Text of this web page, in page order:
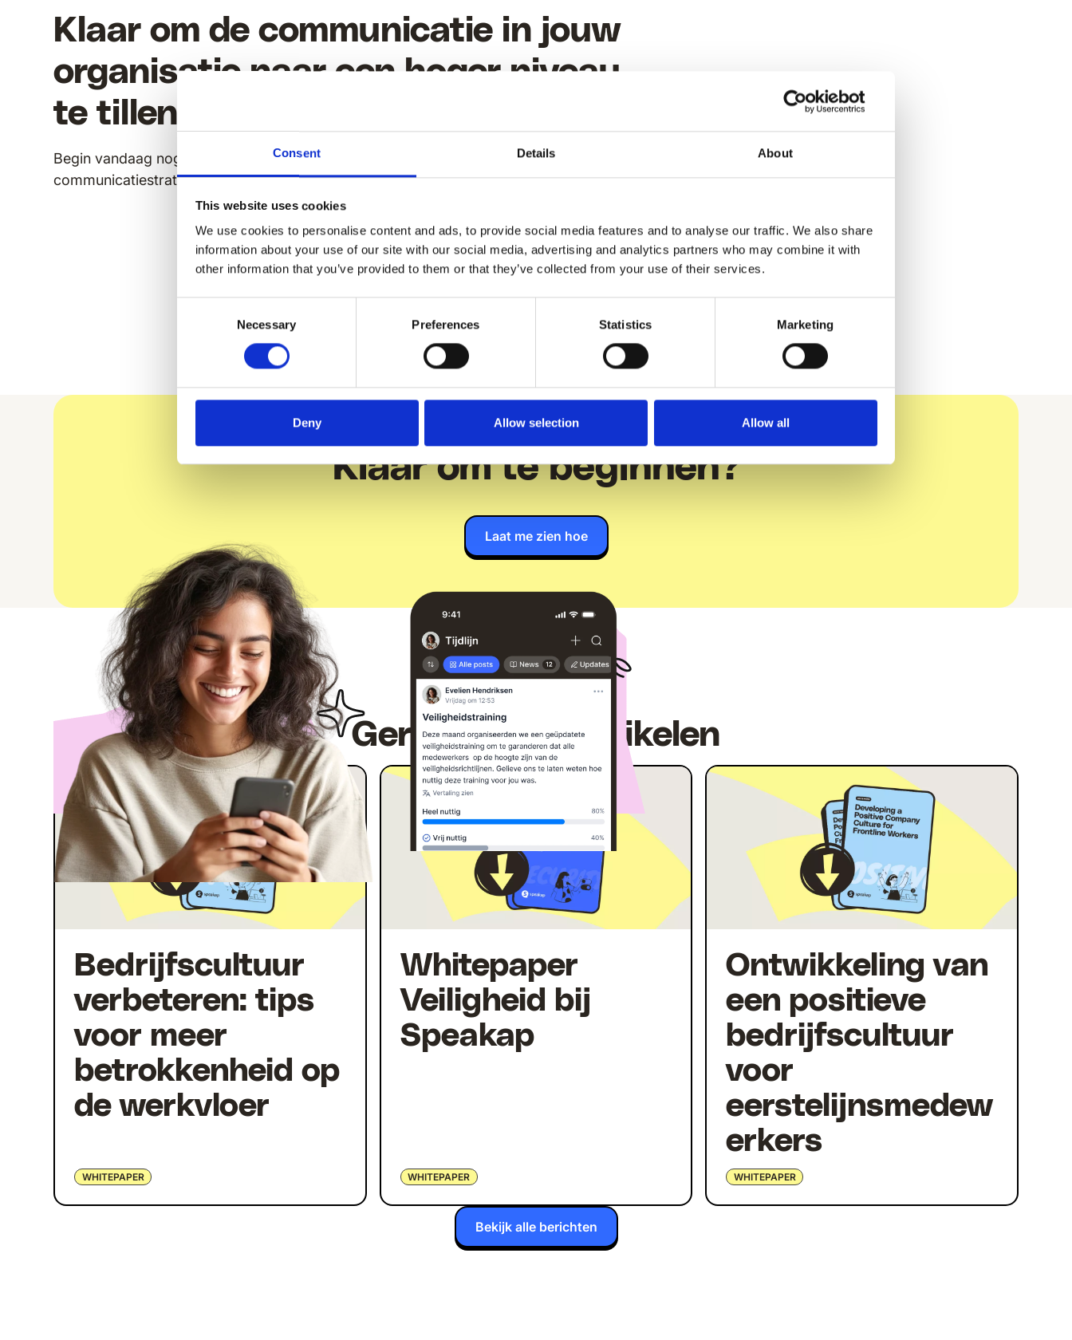
Consent Details About
This website uses cookies
We use cookies to personalise content and ads, to provide social media features and to analyse our traffic. We also share
information about your use of our site with our social media, advertising and analytics partners who may combine it with
other information that you’ve provided to them or that they’ve collected from your use of their services.
Necessary Preferences Statistics Marketing
Deny Allow selection Allow all
Klaar om de communicatie in jouw
organisatie naar een hoger niveau
te tillen?
Begin vandaag nog met interne communicatie meten
en maak van je
communicatiestrategie een krachtige driver van zakelijk succes.
Klaar om te beginnen?
Laat me zien hoe
Gerelateerde artikelen
Bedrijfscultuur
verbeteren: tips
voor meer
betrokkenheid op
de werkvloer
WHITEPAPER
Whitepaper
Veiligheid bij
Speakap
WHITEPAPER
Ontwikkeling van
een positieve
bedrijfscultuur
voor
eerstelijnsmedew
erkers
WHITEPAPER
Bekijk alle berichten